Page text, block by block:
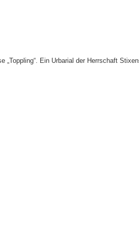
Ein Urbarial der Herrschaft